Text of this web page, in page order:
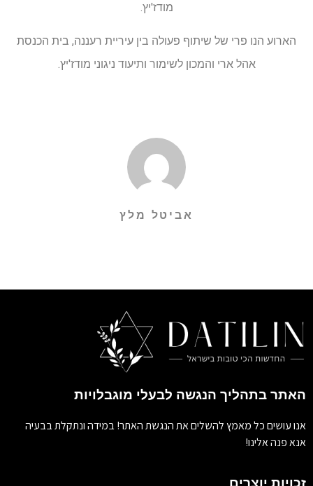
מודז'יץ.
הארוע הנו פרי של שיתוף פעולה בין עיריית רעננה, בית הכנסת
אהל ארי והמכון לשימור ותיעוד ניגוני מודז'יץ.
אביטל מלץ
האתר בתהליך הנגשה לבעלי מוגבלויות
אנו עושים כל מאמץ להשלים את הנגשת האתר! במידה ונתקלת בבעיה
אנא פנה אלינו!